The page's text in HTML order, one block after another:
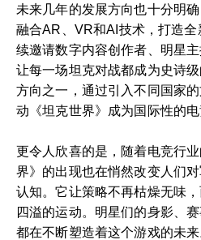
未来几年的发展方向也十分明
融合AR、VR和AI技术，打造
续邀请数字内容创作者、明星
让每一场坦克对战都成为史诗
方向之一，通过引入不同国家
动《坦克世界》成为国际性的电
更令人欣喜的是，随着电竞行
界》的出现也在悄然改变人们
认知。它让策略不再枯燥无味
四溢的运动。明星们的身影、
都在不断塑造着这个游戏的未来